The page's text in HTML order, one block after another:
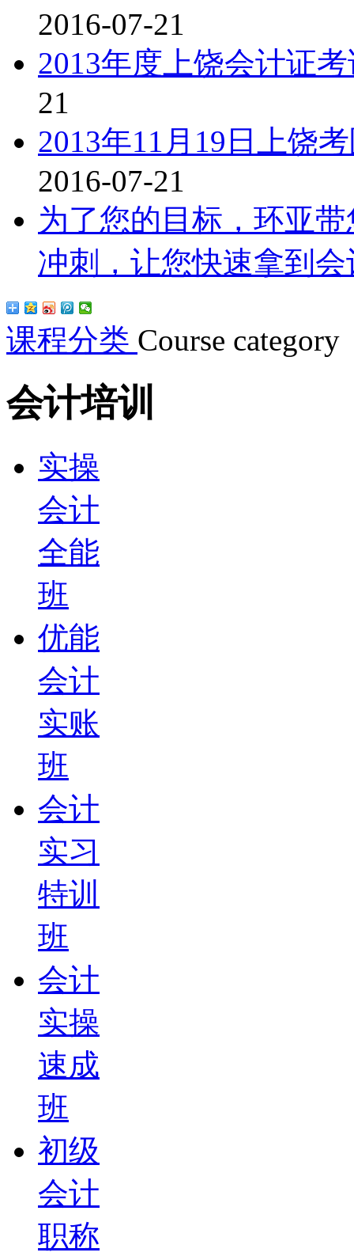
2016-07-21
2013年度上饶会计证
21
2013年11月19日上饶
2016-07-21
为了您的目标，环亚
冲刺，让您快速拿到
课程分类 Course category
会计培训
实操
会计
全能
班
优能
会计
实账
班
会计
实习
特训
班
会计
实操
速成
班
初级
会计
职称